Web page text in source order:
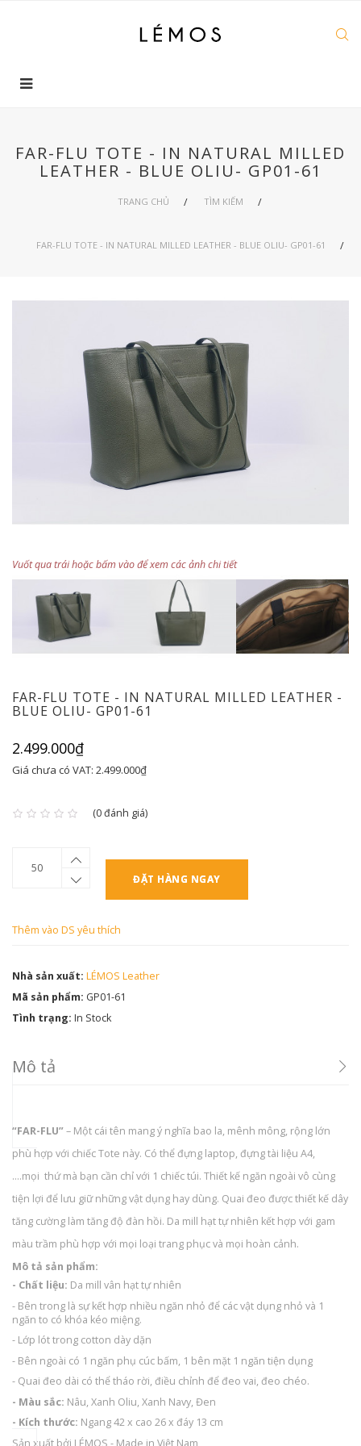
FAR-FLU TOTE - IN NATURAL MILLED
LEATHER - BLUE OLIU- GP01-61
TRANG CHỦ TÌM KIẾM
FAR-FLU TOTE - IN NATURAL MILLED LEATHER - BLUE OLIU- GP01-61
Vuốt qua trái hoặc bấm vào để xem các ảnh chi tiết
FAR-FLU TOTE - IN NATURAL MILLED LEATHER -
BLUE OLIU- GP01-61
2.499.000₫
Giá chưa có VAT: 2.499.000₫
(0 đánh giá)
ĐẶT HÀNG NGAY
Thêm vào DS yêu thích
Nhà sản xuất: LÉMOS Leather
Mã sản phẩm: GP01-61
Tình trạng: In Stock
Mô tả
“FAR-FLU”– Một cái tên mang ý nghĩa bao la, mênh mông, rộng lớn
phù hợp với chiếc Tote này. Có thể đựng laptop, đựng tài liệu A4,
….mọi thứ mà bạn cần chỉ với 1 chiếc túi. Thiết kế ngăn ngoài vô cùng
tiện lợi để lưu giữ những vật dụng hay dùng. Quai đeo được thiết kế dây
tăng cường làm tăng độ đàn hồi. Da mill hạt tự nhiên kết hợp với gam
màu trầm phù hợp với mọi loại trang phục và mọi hoàn cảnh.
Mô tả sản phẩm:
- Chất liệu: Da mill vân hạt tự nhiên
- Bên trong là sự kết hợp nhiều ngăn nhỏ để các vật dụng nhỏ và 1
ngăn to có khóa kéo miệng.
- Lớp lót trong cotton dày dặn
- Bên ngoài có 1 ngăn phụ cúc bấm, 1 bên mặt 1 ngăn tiện dụng
- Quai đeo dài có thể tháo rời, điều chỉnh để đeo vai, đeo chéo.
- Màu sắc: Nâu, Xanh Oliu, Xanh Navy, Đen
- Kích thước: Ngang 42 x cao 26 x đáy 13 cm
Sản xuất bởi LÉMOS - Made in Việt Nam